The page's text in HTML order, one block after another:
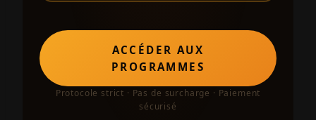
ACCÉDER AUX
PROGRAMMES
Protocole strict · Pas de surcharge · Paiement
sécurisé